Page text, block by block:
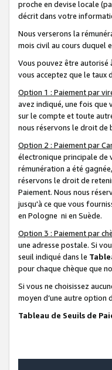
proche en devise locale
décrit dans votre
Nous verserons la
mois civil au cours duquel
Vous pouvez être autorisé
vous acceptez que le taux
Option 1 : Paiement par
avez indiqué, une fois
sur le compte et toute
nous réservons le droit de
Option 2 : Paiement par
électronique principale de
rémunération a été
réservons le droit de
Paiement. Nous nous
jusqu'à ce que vous
en Pologne ni en Suède.
Option 3 : Paiement par
une adresse postale. Si
seuil indiqué dans le
pour chaque chèque que
Si vous ne choisissez
moyen d’une autre
Tableau de Seuils de